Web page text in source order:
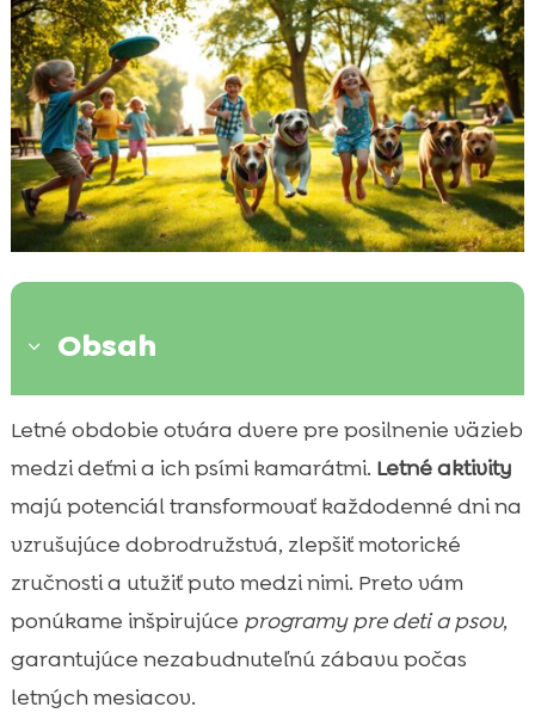
3 Obsah
 Prechádzky v prírode
 Vodné aktivity
 Turistika a výlety
 Hracie parky pre psy a deti
 Kempovanie v prírode
 Tvorivé dielne vonku
Agility preteky
 Spoločné pikniky
Letné obdobie otvára dvere pre posilnenie väzieb
medzi deťmi a ich psími kamarátmi. Letné aktivity
majú potenciál transformovať každodenné dni na
vzrušujúce dobrodružstvá, zlepšiť motorické
zručnosti a utužiť puto medzi nimi. Preto vám
ponúkame inšpirujúce programy pre deti a psov,
garantujúce nezabudnuteľnú zábavu počas
letných mesiacov.